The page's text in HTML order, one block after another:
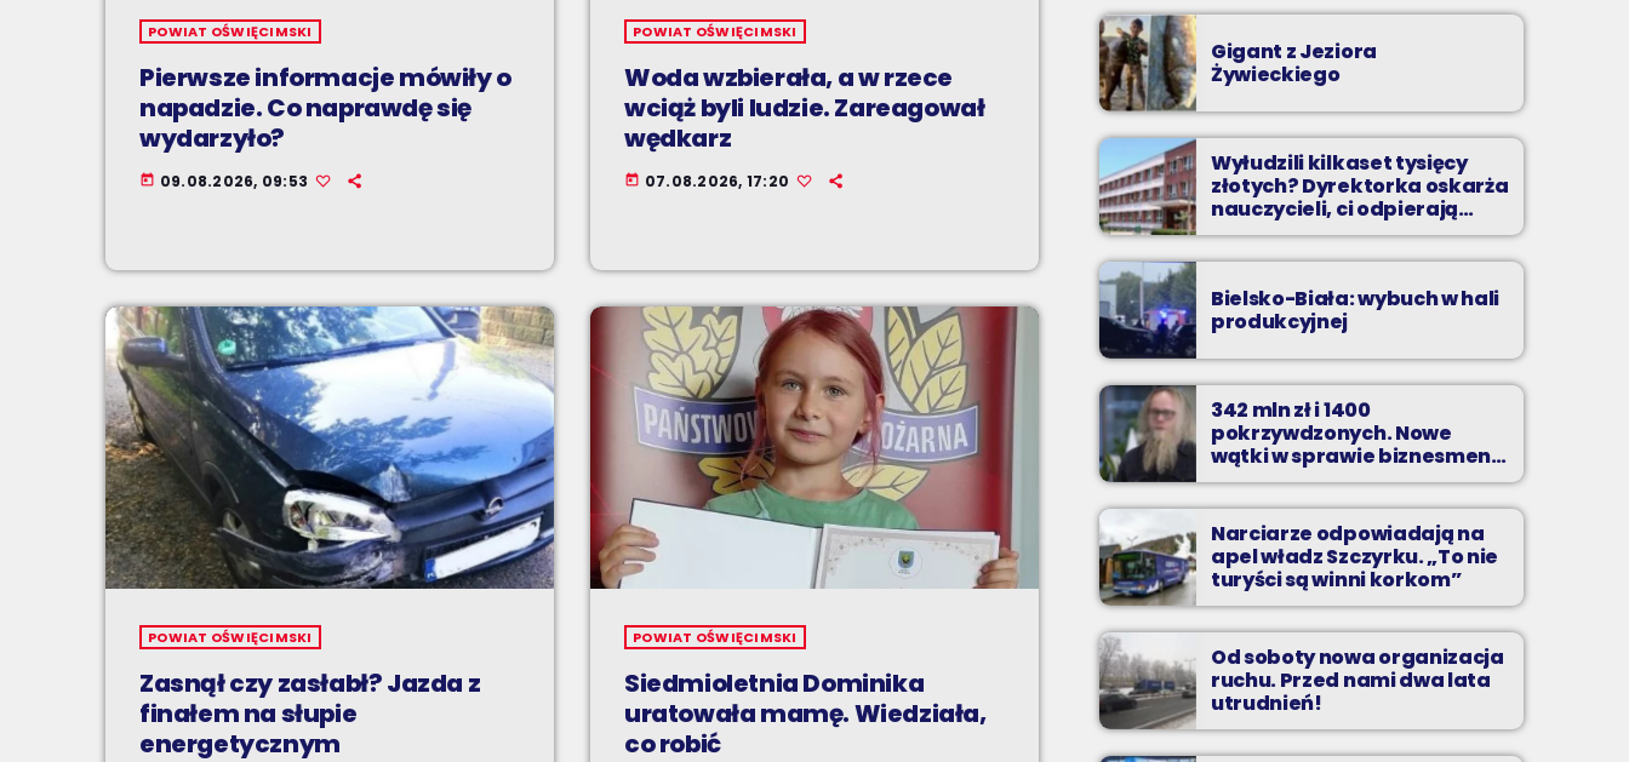
POWIAT OŚWIĘCIMSKI
Pierwsze informacje mówiły o
napadzie. Co naprawdę się
wydarzyło?
today 09.08.2026, 09:53
POWIAT OŚWIĘCIMSKI
Woda wzbierała, a w rzece
wciąż byli ludzie. Zareagował
wędkarz
today 07.08.2026, 17:20
POWIAT OŚWIĘCIMSKI
Zasnął czy zasłabł? Jazda z
finałem na słupie
energetycznym
POWIAT OŚWIĘCIMSKI
Siedmioletnia Dominika
uratowała mamę. Wiedziała,
co robić
Gigant z Jeziora
Żywieckiego
Wyłudzili kilkaset tysięcy
złotych? Dyrektorka oskarża
nauczycieli, ci odpierają
zarzuty
Bielsko-Biała: wybuch w hali
produkcyjnej
342 mln zł i 1400
pokrzywdzonych. Nowe
wątki w sprawie biznesmena
z Bielska-Białej
Narciarze odpowiadają na
apel władz Szczyrku. „To nie
turyści są winni korkom”
Od soboty nowa organizacja
ruchu. Przed nami dwa lata
utrudnień!